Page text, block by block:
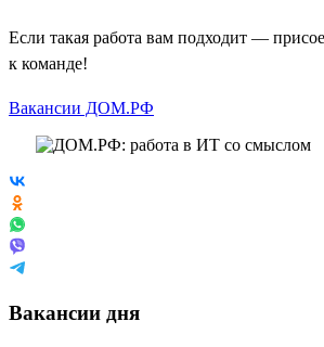
Если такая работа вам подходит —
к команде!
Вакансии ДОМ.РФ
Вакансии дня